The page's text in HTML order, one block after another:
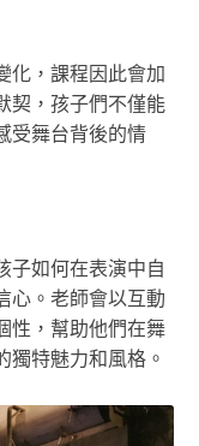
化，課程因此會加
契，孩子們不僅能
受舞台背後的情
子如何在表演中自
心。老師會以互動
性，幫助他們在舞
獨特魅力和風格。